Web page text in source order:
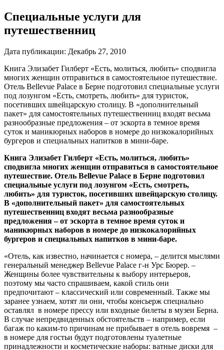
Специальные услуги для
путешественниц
Дата публикации: Декабрь 27, 2010
Книга Элизабет Гилберт «Есть, молиться, любить» сподвигла
многих женщин отправиться в самостоятельное путешествие.
Отель Bellevue Palace в Берне подготовил специальные услуги
под лозунгом «Есть, смотреть, любить» для туристок,
посетивших швейцарскую столицу. В «дополнительный
пакет» для самостоятельных путешественниц входят весьма
разнообразные предложения – от эскорта в темное время
суток и маникюрных наборов в номере до низкокалорийных
бургеров и специальных напитков в мини-баре.
Книга Элизабет Гилберт «Есть, молиться, любить»
сподвигла многих женщин отправиться в самостоятельное
путешествие. Отель Bellevue Palace в Берне подготовил
специальные услуги под лозунгом «Есть, смотреть,
любить» для туристок, посетивших швейцарскую столицу.
В «дополнительный пакет» для самостоятельных
путешественниц входят весьма разнообразные
предложения – от эскорта в темное время суток и
маникюрных наборов в номере до низкокалорийных
бургеров и специальных напитков в мини-баре.
«Отель, как известно, начинается с номера, – делится мыслями
генеральный менеджер Bellevue Palace г-н Урс Бюрер. –
Женщины более чувствительны к выбору интерьеров,
поэтому мы часто спрашиваем, какой стиль они
предпочитают – классический или современный. Также мы
заранее узнаем, хотят ли они, чтобы консьерж специально
оставлял в номере прессу или входные билеты в музеи Берна.
В случае непредвиденных обстоятельств – например, если
багаж по каким-то причинам не прибывает в отель вовремя –
в номере для гостьи будут подготовлены туалетные
принадлежности и косметические наборы: ватные диски для